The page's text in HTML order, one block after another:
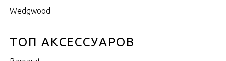
Wedgwood
ТОП АКСЕССУАРОВ